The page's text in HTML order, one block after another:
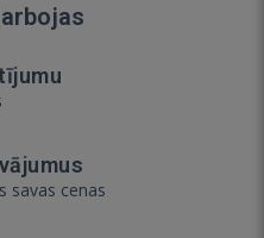
savas cenas